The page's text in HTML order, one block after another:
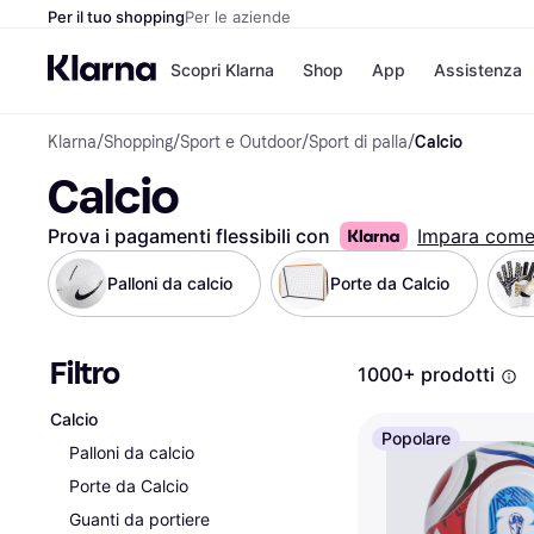
Per il tuo shoppingPer le aziende
Scopri Klarna
Opzioni di
Paga in 3 rate
Paga dopo 30 giorni
Finanziamento
Shop
Negozi
eBay
Zalando
Elenco negozi
App Assistenza
Klarna/Shopping/Sport e Outdoor/Sport di palla/Calcio
Calcio
Prova i pagamenti flessibili con Impara come
Palloni da calcio Porte da Calcio
Filtro
Calcio
Palloni da calcio
Porte da Calcio
Guanti da portiere
1000+ prodotti
Popolare